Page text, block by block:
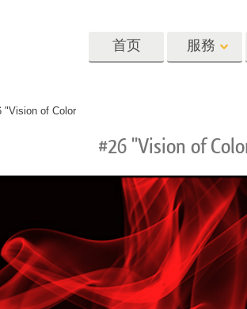
首页 服務
片编辑服务 人工智能生成的服装模型
Photoshop 动作
Photoshop 疊加
Photoshop 紋理
Ps 动作 整个合集
Ps覆盖整个收藏
"Vision of Color
#26 "Vision of